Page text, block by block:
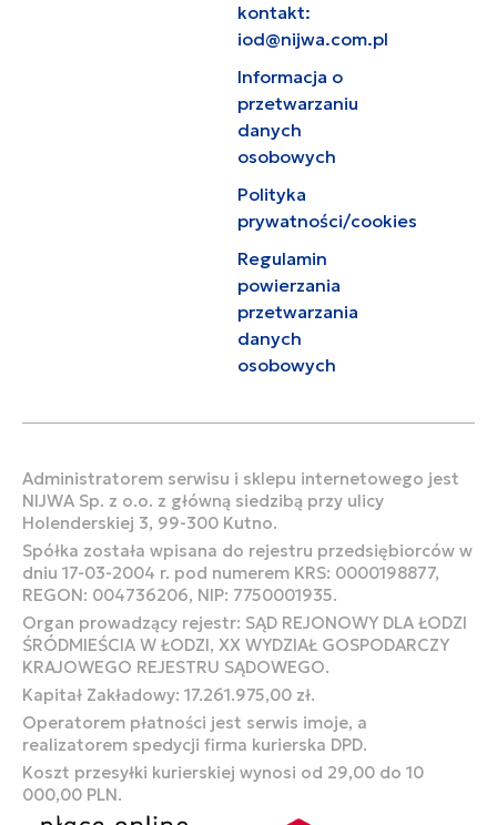
kontakt:
iod@nijwa.com.pl
Informacja o
przetwarzaniu
danych
osobowych
Polityka
prywatności/cookies
Regulamin
powierzania
przetwarzania
danych
osobowych
Administratorem serwisu i sklepu internetowego jest
NIJWA Sp. z o.o. z główną siedzibą przy ulicy
Holenderskiej 3, 99-300 Kutno.
Spółka została wpisana do rejestru przedsiębiorców w
dniu 17-03-2004 r. pod numerem KRS: 0000198877,
REGON: 004736206, NIP: 7750001935.
Organ prowadzący rejestr: SĄD REJONOWY DLA ŁODZI
ŚRÓDMIEŚCIA W ŁODZI, XX WYDZIAŁ GOSPODARCZY
KRAJOWEGO REJESTRU SĄDOWEGO.
Kapitał Zakładowy: 17.261.975,00 zł.
Operatorem płatności jest serwis imoje, a
realizatorem spedycji firma kurierska DPD.
Koszt przesyłki kurierskiej wynosi od 29,00 do 10
000,00 PLN.